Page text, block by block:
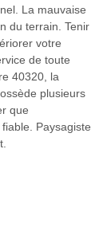
La mauvaise
du terrain. Tenir
votre
de toute
40320, la
plusieurs
que
Paysagiste